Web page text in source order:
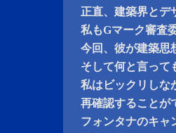
正直、建築界とデ
私もGマーク審査
今回、彼が建築思
そして何と言って
私はビックリしな
再確認することが
フォンタナのキャ